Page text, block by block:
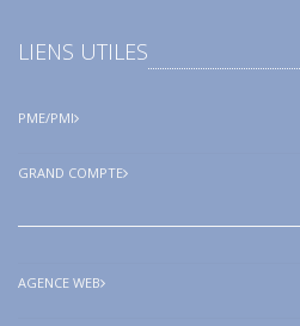
LIENS UTILES
PME/PMI
GRAND COMPTE
AGENCE WEB